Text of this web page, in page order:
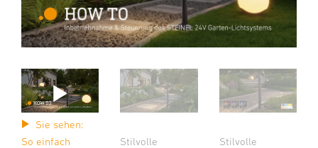
Sie sehen:
So einfach
Stilvolle
Stilvolle